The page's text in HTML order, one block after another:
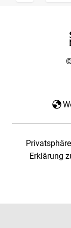
Privatsphäre
Erklärung